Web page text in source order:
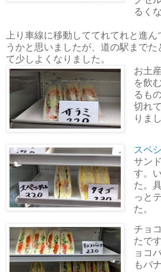
るく
上り車線に移動しててれてれと進
うかと思いましたが、道の駅まで
て少しよくなりました。
お土
を飲
るも
切れ
りま
スペ
サン
す。
た。
っと
た。
チョ
たで
ョコ
もバ